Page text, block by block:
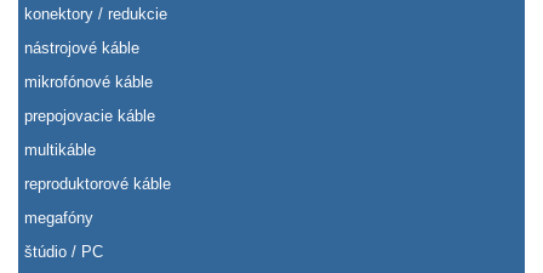
konektory / redukcie
nástrojové káble
mikrofónové káble
prepojovacie káble
multikáble
reproduktorové káble
megafóny
štúdio / PC